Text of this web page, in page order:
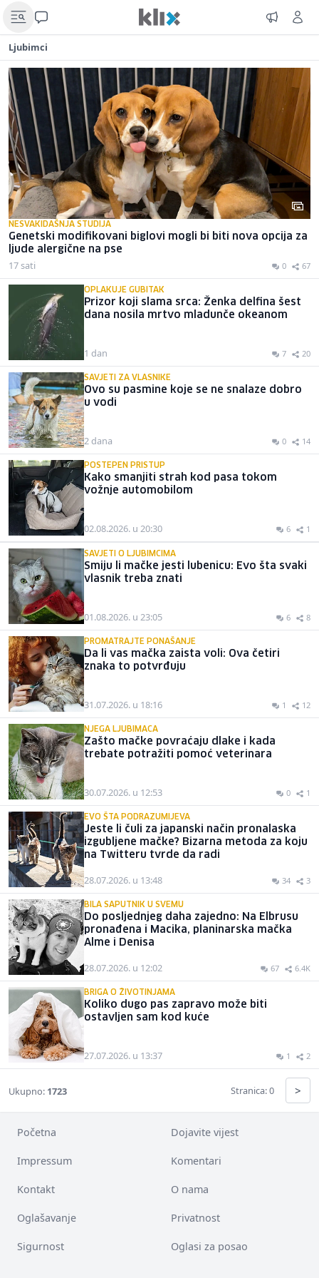
Ljubimci
NESVAKIDAŠNJA STUDIJA
Genetski modifikovani biglovi mogli bi biti nova opcija za
ljude alergične na pse
17 sati 0 67
OPLAKUJE GUBITAK
Prizor koji slama srca: Ženka delfina šest
dana nosila mrtvo mladunče okeanom
1 dan 7 20
SAVJETI ZA VLASNIKE
Ovo su pasmine koje se ne snalaze dobro
u vodi
2 dana 0 14
POSTEPEN PRISTUP
Kako smanjiti strah kod pasa tokom
vožnje automobilom
02.08.2026. u 20:30 6 1
SAVJETI O LJUBIMCIMA
Smiju li mačke jesti lubenicu: Evo šta svaki
vlasnik treba znati
01.08.2026. u 23:05 6 8
PROMATRAJTE PONAŠANJE
Da li vas mačka zaista voli: Ova četiri
znaka to potvrđuju
31.07.2026. u 18:16 1 12
NJEGA LJUBIMACA
Zašto mačke povraćaju dlake i kada
trebate potražiti pomoć veterinara
30.07.2026. u 12:53 0 1
EVO ŠTA PODRAZUMIJEVA
Jeste li čuli za japanski način pronalaska
izgubljene mačke? Bizarna metoda za koju
na Twitteru tvrde da radi
28.07.2026. u 13:48 34 3
BILA SAPUTNIK U SVEMU
Do posljednjeg daha zajedno: Na Elbrusu
pronađena i Macika, planinarska mačka
Alme i Denisa
28.07.2026. u 12:02 67 6.4K
BRIGA O ŽIVOTINJAMA
Koliko dugo pas zapravo može biti
ostavljen sam kod kuće
27.07.2026. u 13:37 1 2
Ukupno: 1723 Stranica: 0 >
Početna Dojavite vijest
Impressum Komentari
Kontakt O nama
Oglašavanje Privatnost
Sigurnost Oglasi za posao